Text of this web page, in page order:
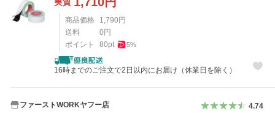
商品価格 1,790 円
送料
0 円
ポイント
80pt 5%
16時までのご注文で2日以内にお届け（休業日を除く）
ファーストWORKヤフー店 4.74